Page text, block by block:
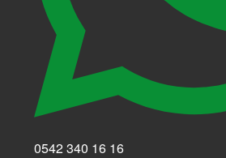
0542 340 16 16